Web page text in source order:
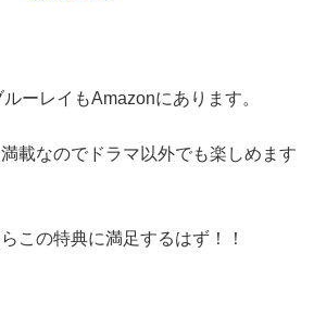
ーレイもAmazonにあります。
載なのでドラマ以外でも楽しめます
この特典に満足するはず！！